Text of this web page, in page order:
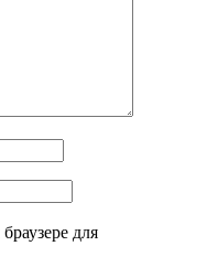
для